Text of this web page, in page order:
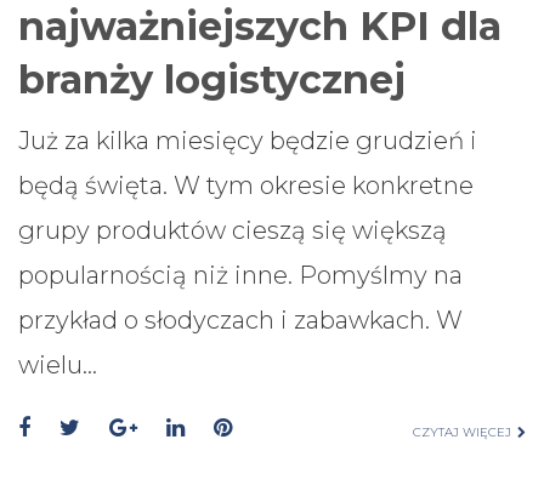
najważniejszych KPI dla
branży logistycznej
Już za kilka miesięcy będzie grudzień i
będą święta. W tym okresie konkretne
grupy produktów cieszą się większą
popularnością niż inne. Pomyślmy na
przykład o słodyczach i zabawkach. W
wielu…
CZYTAJ WIĘCEJ